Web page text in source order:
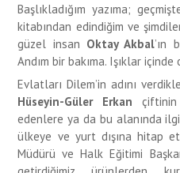
Başlıkladığım yazıma;
kitabından edindiğim ve
güzel insan Oktay Akbal’ın
Andım bir bakıma. Işıklar içinde
Evlatları Dilem’in adını
Hüseyin-Güler Erkan çiftinin
edenlere ya da bu alanında
ülkeye ve yurt dışına hitap
Müdürü ve Halk Eğitimi